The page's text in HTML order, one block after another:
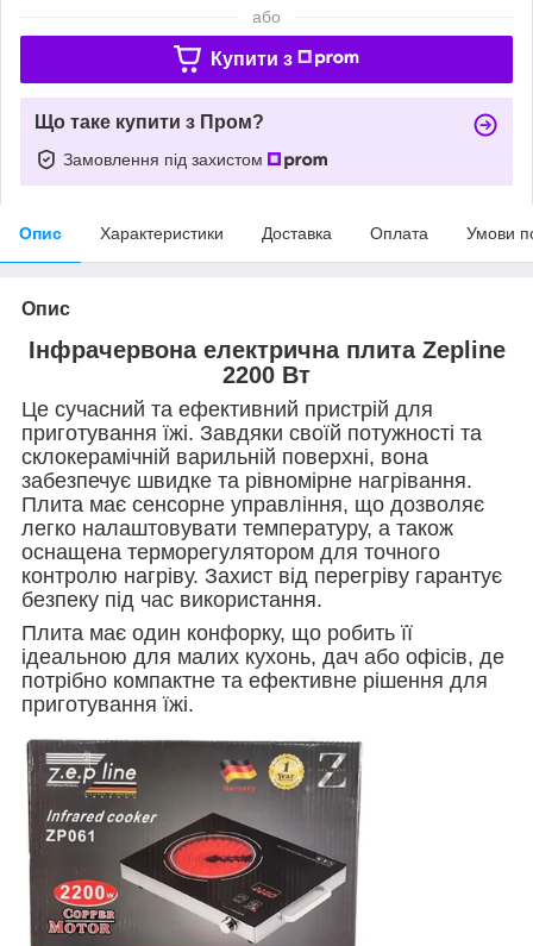
або
Купити з
Що таке купити з Пром?
Замовлення під захистом
Опис Характеристики Доставка Оплата Умови
Опис
Інфрачервона електрична плита Zepline
2200 Вт
Це сучасний та ефективний пристрій для
приготування їжі. Завдяки своїй потужності та
склокерамічній варильній поверхні, вона
забезпечує швидке та рівномірне нагрівання.
Плита має сенсорне управління, що дозволяє
легко налаштовувати температуру, а також
оснащена терморегулятором для точного
контролю нагріву. Захист від перегріву гарантує
безпеку під час використання.
Плита має один конфорку, що робить її
ідеальною для малих кухонь, дач або офісів, де
потрібно компактне та ефективне рішення для
приготування їжі.